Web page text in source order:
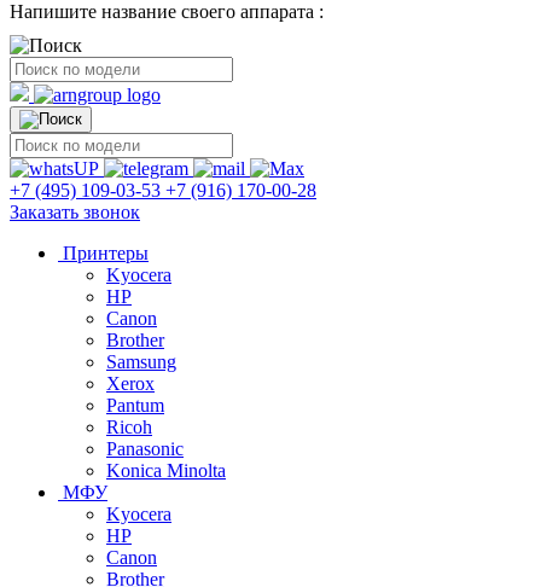
Напишите название своего аппарата :
+7 (495) 109-03-53 +7 (916) 170-00-28
Заказать звонок
Принтеры
Kyocera
HP
Canon
Brother
Samsung
Xerox
Pantum
Ricoh
Panasonic
Konica Minolta
МФУ
Kyocera
HP
Canon
Brother